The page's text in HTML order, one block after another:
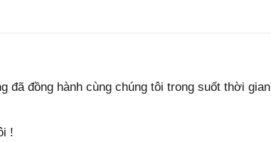
đã đồng hành cùng chúng tôi trong suốt thời gian
!